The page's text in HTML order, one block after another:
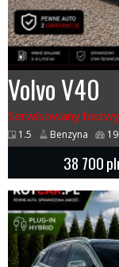
Volvo V40
Serwisowany
1.5 Benzyna
38 700